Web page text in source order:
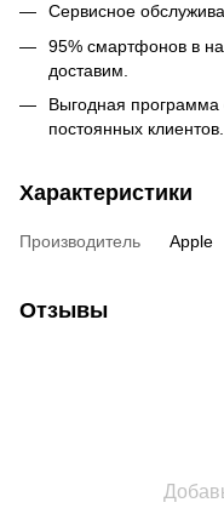
Сервисное
95% смартфонов в
доставим.
Выгодная программа
постоянных клиентов.
Характеристики
Производитель Apple
Отзывы